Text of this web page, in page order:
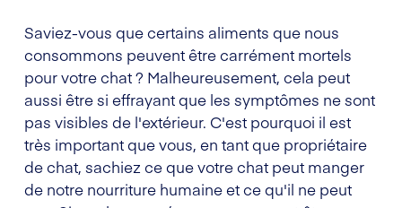
Saviez-vous que certains aliments que nous
consommons peuvent être carrément mortels
pour votre chat ? Malheureusement, cela peut
aussi être si effrayant que les symptômes ne sont
pas visibles de l'extérieur. C'est pourquoi il est
très important que vous, en tant que propriétaire
de chat, sachiez ce que votre chat peut manger
de notre nourriture humaine et ce qu'il ne peut